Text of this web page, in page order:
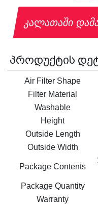
კალათაში
პროდუქტის
Air Filter Shape
Filter Material
Washable
Height
Outside Length
Outside Width
Package Contents
Package Quantity
Warranty